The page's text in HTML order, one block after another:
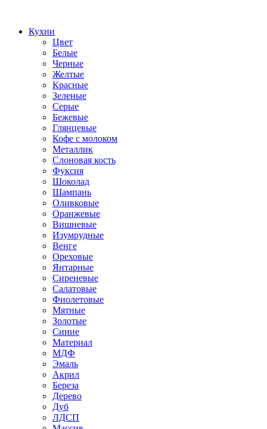
Кухни
Цвет
Белые
Черные
Желтые
Красные
Зеленые
Серые
Бежевые
Глянцевые
Кофе с молоком
Металлик
Слоновая кость
Фуксия
Шоколад
Шампань
Оливковые
Оранжевые
Вишневые
Изумрудные
Венге
Ореховые
Янтарные
Сиреневые
Салатовые
Фиолетовые
Мятные
Золотые
Синие
Материал
МДФ
Эмаль
Акрил
Береза
Дерево
Дуб
ЛДСП